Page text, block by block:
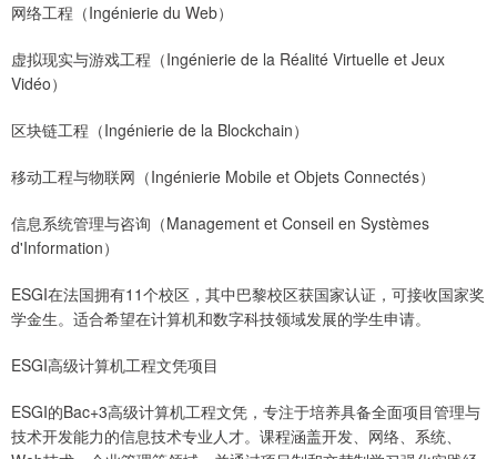
网络工程（Ingénierie du Web）
虚拟现实与游戏工程（Ingénierie de la Réalité Virtuelle et Jeux
Vidéo）
区块链工程（Ingénierie de la Blockchain）
移动工程与物联网（Ingénierie Mobile et Objets Connectés）
信息系统管理与咨询（Management et Conseil en Systèmes
d'Information）
ESGI在法国拥有11个校区，其中巴黎校区获国家认证，可接收国家奖
学金生。适合希望在计算机和数字科技领域发展的学生申请。
ESGI高级计算机工程文凭项目
ESGI的Bac+3高级计算机工程文凭，专注于培养具备全面项目管理与
技术开发能力的信息技术专业人才。课程涵盖开发、网络、系统、